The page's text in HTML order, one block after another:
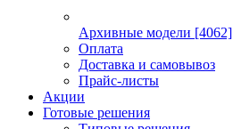
Архивные модели [4062]
Оплата
Доставка и самовывоз
Прайс-листы
Акции
Готовые решения